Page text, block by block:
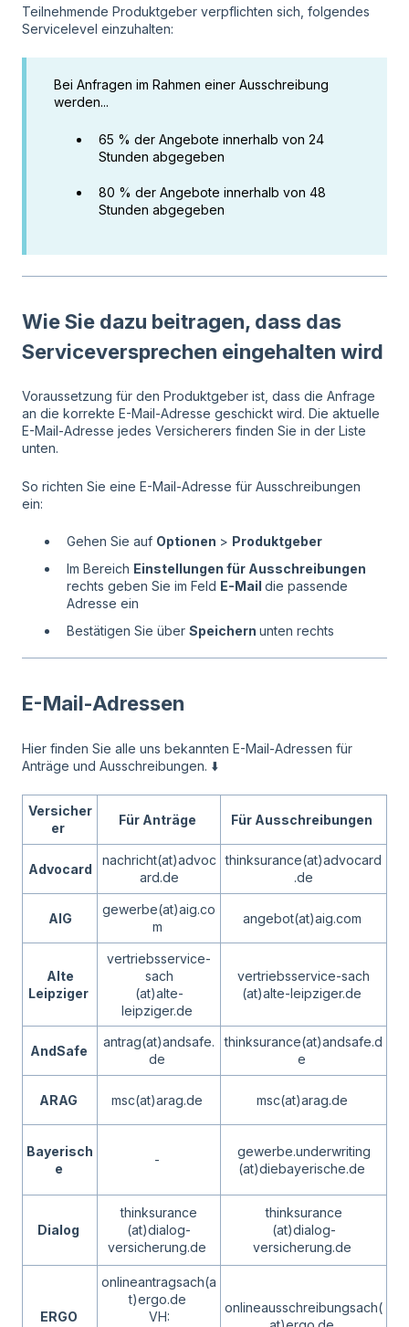
Teilnehmende Produktgeber verpflichten sich, folgendes
Servicelevel einzuhalten:
Bei Anfragen im Rahmen einer Ausschreibung
werden...
65 % der Angebote innerhalb von 24
Stunden abgegeben
80 % der Angebote innerhalb von 48
Stunden abgegeben
Wie Sie dazu beitragen, dass das
Serviceversprechen eingehalten wird
Voraussetzung für den Produktgeber ist, dass die Anfrage
an die korrekte E-Mail-Adresse geschickt wird. Die aktuelle
E-Mail-Adresse jedes Versicherers finden Sie in der Liste
unten.
So richten Sie eine E-Mail-Adresse für Ausschreibungen
ein:
Gehen Sie auf Optionen > Produktgeber
Im Bereich Einstellungen für Ausschreibungen
rechts geben Sie im Feld E-Mail die passende
Adresse ein
Bestätigen Sie über Speichern unten rechts
E-Mail-Adressen
Hier finden Sie alle uns bekannten E-Mail-Adressen für
Anträge und Ausschreibungen. ⬇️
Versicher
er
Für Anträge Für Ausschreibungen
Advocard
nachricht(at)advoc
ard.de
thinksurance(at)advocard
.de
AIG
gewerbe(at)aig.co
m
angebot(at)aig.com
Alte
Leipziger
vertriebsservice-
sach
(at)alte-
leipziger.de
vertriebsservice-sach
(at)alte-leipziger.de
AndSafe
antrag(at)andsafe.
de
thinksurance(at)andsafe.d
e
ARAG msc(at)arag.de msc(at)arag.de
Bayerisch
e
-
gewerbe.underwriting
(at)diebayerische.de
Dialog
thinksurance
(at)dialog-
versicherung.de
thinksurance
(at)dialog-
versicherung.de
ERGO
onlineantragsach(a
t)ergo.de
VH:
onlineausschreibungsach(